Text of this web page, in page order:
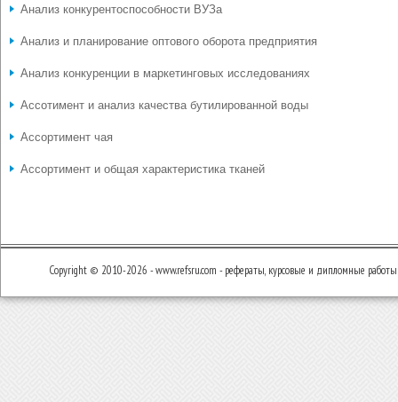
Анализ конкурентоспособности ВУЗа
Анализ и планирование оптового оборота предприятия
Анализ конкуренции в маркетинговых исследованиях
Ассотимент и анализ качества бутилированной воды
Ассортимент чая
Ассортимент и общая характеристика тканей
Copyright © 2010-2026 - www.refsru.com - рефераты, курсовые и дипломные работы